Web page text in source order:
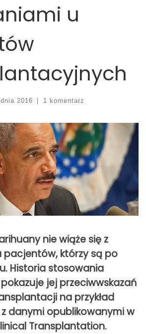
u
2016 1 komentarz
nie wiąże się z
pacjentów, którzy są po
Historia stosowania
jej przeciwwskazań
na przykład
danymi opublikowanymi w
Transplantation.